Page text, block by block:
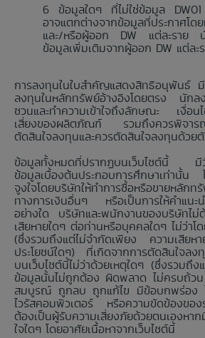
ข้อมูลใดๆ ที่ไม่ใช่ข้อมูล
อาจแตกต่างจากข้อมูลที่ประกาศโ
และ/หรือผู้ออก DW แต่ละราย
ข้อมูลเพิ่มเติมจากผู้ออก DW แต่ละ
การลงทุนในใบสำคัญแสดงสิทธิอนุพันธ์
ลงทุนในหลักทรัพย์อ้างอิงโดยตรง นักล
ชวนและทำความเข้าใจถึงลักษณะ เงื่อน
เสี่ยงของผลิตภัณฑ์ รวมถึงควรพิจารณ
ตัดสินใจลงทุนและควรตัดสินใจลงทุนด้วย
ข้อมูลทั้งหมดที่ปรากฏบนเว็บไซต์นี้ มีวั
ข้อมูลเบื้องต้นประกอบการศึกษาเท่านั้น
จูงใจโดยบริษัทให้ทำการซื้อหรือขายหลัก
ทางการเงินอื่นๆ หรือเป็นการให้คำแนะ
อย่างใด บริษัทและพนักงานของบริษัทไ
เสียหายใดๆ ต่อท่านหรือบุคคลใดๆ ไม่ว่าโ
(ซึ่งรวมถึงแต่ไม่จำกัดเพียง ความเสียหา
ประโยชน์ใดๆ) ที่เกิดจากการตัดสินใจลง
บนเว็บไซต์นี้ไม่ว่าด้วยเหตุใดๆ (ซึ่งรวมถึ
ข้อมูลนั้นไม่ถูกต้อง ผิดพลาด ไม่ครบถ้วน
สมบูรณ์ ถูกลบ ถูกแก้ไข มีข้อบกพร่อง
ไวรัสคอมพิวเตอร์ หรือความขัดข้องขอ
ต้องเป็นผู้รับความเสี่ยงภัยด้วยตนเองหา
ใจใดๆ โดยอาศัยเนื้อหาจากเว็บไซต์นี้